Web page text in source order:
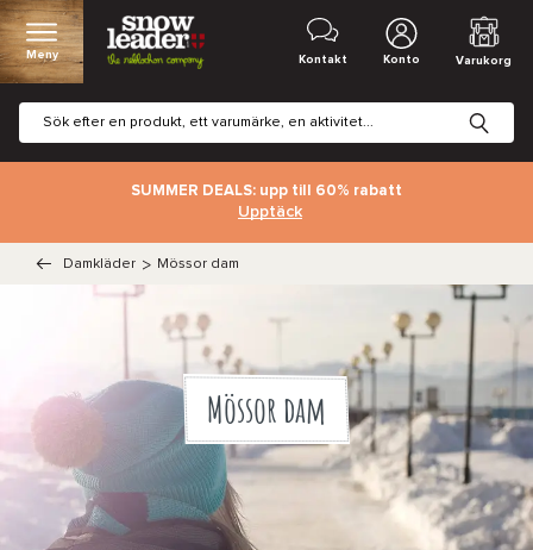
Meny Kontakt Konto Varukorg
SUMMER DEALS: upp till 60% rabatt
Upptäck
Damkläder > Mössor dam
Mössor dam